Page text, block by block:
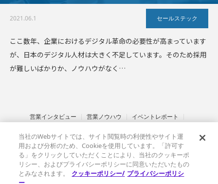
2021.06.1 セールステック
ここ数年、企業におけるデジタル革命の必要性が高まっています
が、日本のデジタル人材は大きく不足しています。そのため採用
が難しいばかりか、ノウハウがなく…
営業インタビュー 営業ノウハウ
イベントレポート
その他
ベルフェイスとは
情報セキュリティ基本方針
プライバシーポリシー
クッキーポリシー
当社のWebサイトでは、サイト閲覧時の利便性やサイト運
用および分析のため、Cookieを使用しています。「許可す
る」をクリックしていただくことにより、当社のクッキーポ
リシー、およびプライバシーポリシーに同意いただいたもの
とみなされます。
クッキーポリシー/ プライバシーポリシ